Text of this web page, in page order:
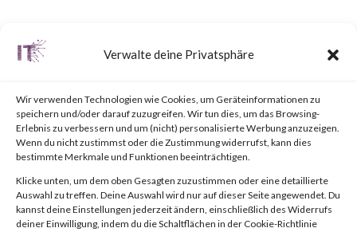
Verwalte deine Privatsphäre
Wir verwenden Technologien wie Cookies, um Geräteinformationen zu
speichern und/oder darauf zuzugreifen. Wir tun dies, um das Browsing-
Erlebnis zu verbessern und um (nicht) personalisierte Werbung anzuzeigen.
Wenn du nicht zustimmst oder die Zustimmung widerrufst, kann dies
bestimmte Merkmale und Funktionen beeinträchtigen.
Klicke unten, um dem oben Gesagten zuzustimmen oder eine detaillierte
Auswahl zu treffen. Deine Auswahl wird nur auf dieser Seite angewendet. Du
kannst deine Einstellungen jederzeit ändern, einschließlich des Widerrufs
deiner Einwilligung, indem du die Schaltflächen in der Cookie-Richtlinie
What is WinRAR?
for file
compression/decompression
and archive management.
What is the Attack?